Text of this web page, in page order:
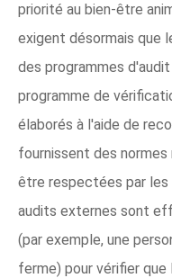
priorité au bien-être
exigent désormais que
des programmes
programme de
élaborés à l'aide de
fournissent des normes
être respectées par
audits externes sont
(par exemple, une
ferme) pour vérifier